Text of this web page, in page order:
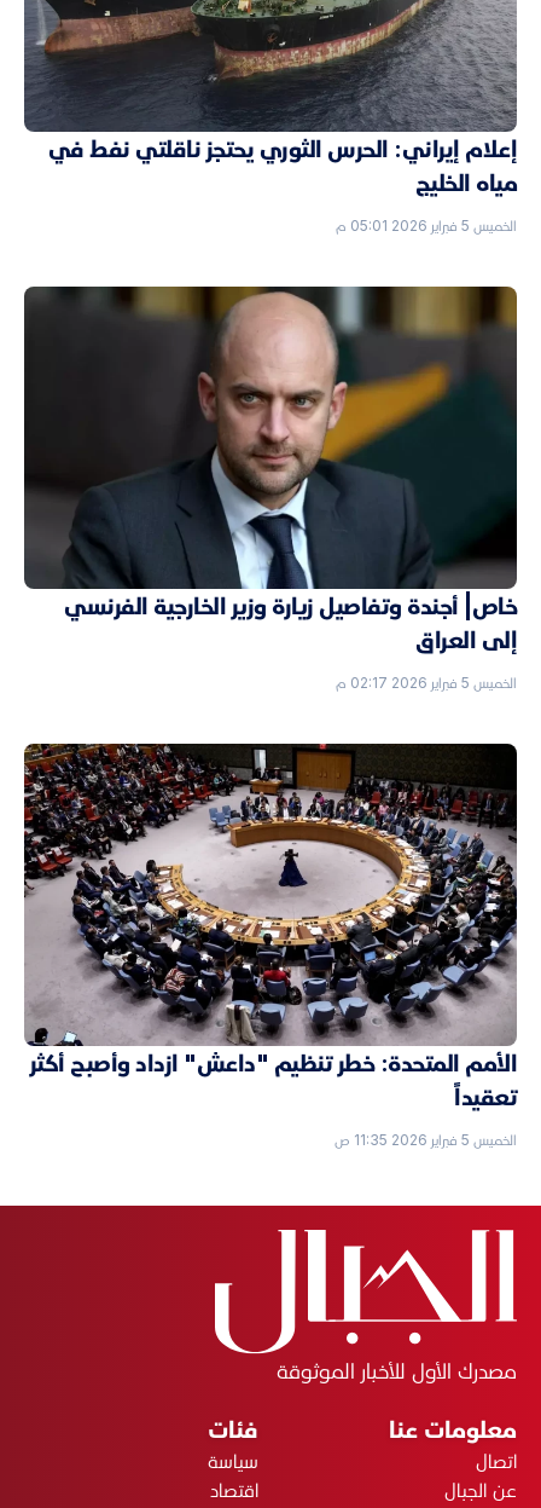
إعلام إيراني: الحرس الثوري يحتجز ناقلتي نفط في
مياه الخليج
الخميس 5 فبراير 2026 05:01 م
خاص| أجندة وتفاصيل زيارة وزير الخارجية الفرنسي
إلى العراق
الخميس 5 فبراير 2026 02:17 م
الأمم المتحدة: خطر تنظيم "داعش" ازداد وأصبح أكثر
تعقيداً
الخميس 5 فبراير 2026 11:35 ص
مصدرك الأول للأخبار الموثوقة
معلومات عنا
اتصال
عن الجبال
فئات
سياسة
اقتصاد